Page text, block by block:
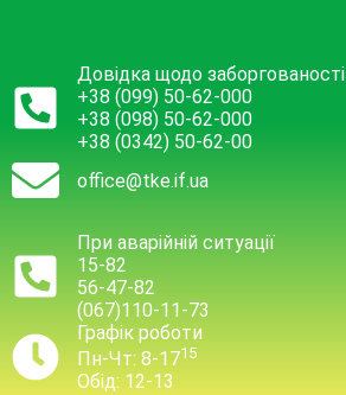
Довідка щодо заборгованості
+38 (099) 50-62-000
+38 (098) 50-62-000
+38 (0342) 50-62-00
office@tke.if.ua
При аварійній ситуації
15-82
56-47-82
(067)110-11-73
Графік роботи
Пн-Чт: 8-1715
Обід: 12-13